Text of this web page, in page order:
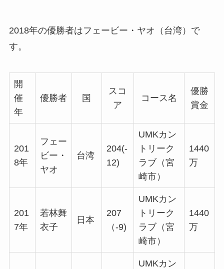
2018年の優勝者はフェービー・ヤオ （台湾）で
す。
開
催
年
優勝者 国
スコ
ア
コース名
優勝
賞金
201
8年
フェー
ビー・
ヤオ
台湾
204(-
12)
UMKカン
トリーク
ラブ（宮
崎市）
1440
万
201
7年
若林舞
衣子
日本
207
（-9)
UMKカン
トリーク
ラブ（宮
崎市）
1440
万
UMKカン